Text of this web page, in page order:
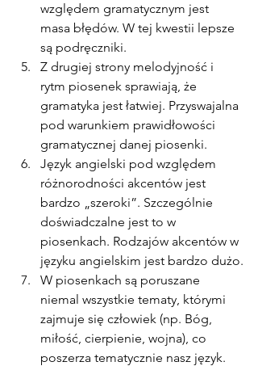
względem gramatycznym jest
masa błędów. W tej kwestii lepsze
są podręczniki.
Z drugiej strony melodyjność i
rytm piosenek sprawiają, że
gramatyka jest łatwiej. Przyswajalna
pod warunkiem prawidłowości
gramatycznej danej piosenki.
Język angielski pod względem
różnorodności akcentów jest
bardzo „szeroki”. Szczególnie
doświadczalne jest to w
piosenkach. Rodzajów akcentów w
języku angielskim jest bardzo dużo.
W piosenkach są poruszane
niemal wszystkie tematy, którymi
zajmuje się człowiek (np. Bóg,
miłość, cierpienie, wojna), co
poszerza tematycznie nasz język.